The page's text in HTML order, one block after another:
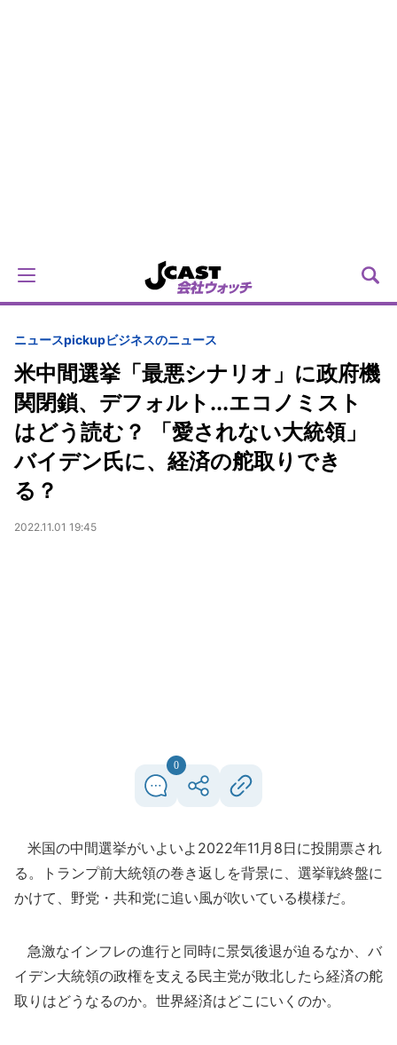
ニュースpickupビジネスのニュース
米中間選挙「最悪シナリオ」に政府機
関閉鎖、デフォルト...エコノミスト
はどう読む？ 「愛されない大統領」
バイデン氏に、経済の舵取りでき
る？
2022.11.01 19:45
0
米国の中間選挙がいよいよ2022年11月8日に投開票され
る。トランプ前大統領の巻き返しを背景に、選挙戦終盤に
かけて、野党・共和党に追い風が吹いている模様だ。
急激なインフレの進行と同時に景気後退が迫るなか、バ
イデン大統領の政権を支える民主党が敗北したら経済の舵
取りはどうなるのか。世界経済はどこにいくのか。